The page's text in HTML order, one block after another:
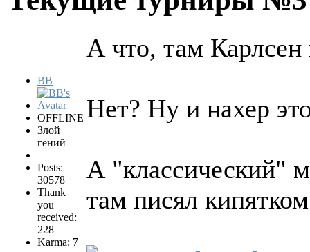
BB
OFFLINE
Злой
гений
Posts:
30578
Thank
you
received:
228
Karma: 7
А что, там Карлсен
Нет? Ну и нахер
А "классический"
там писял